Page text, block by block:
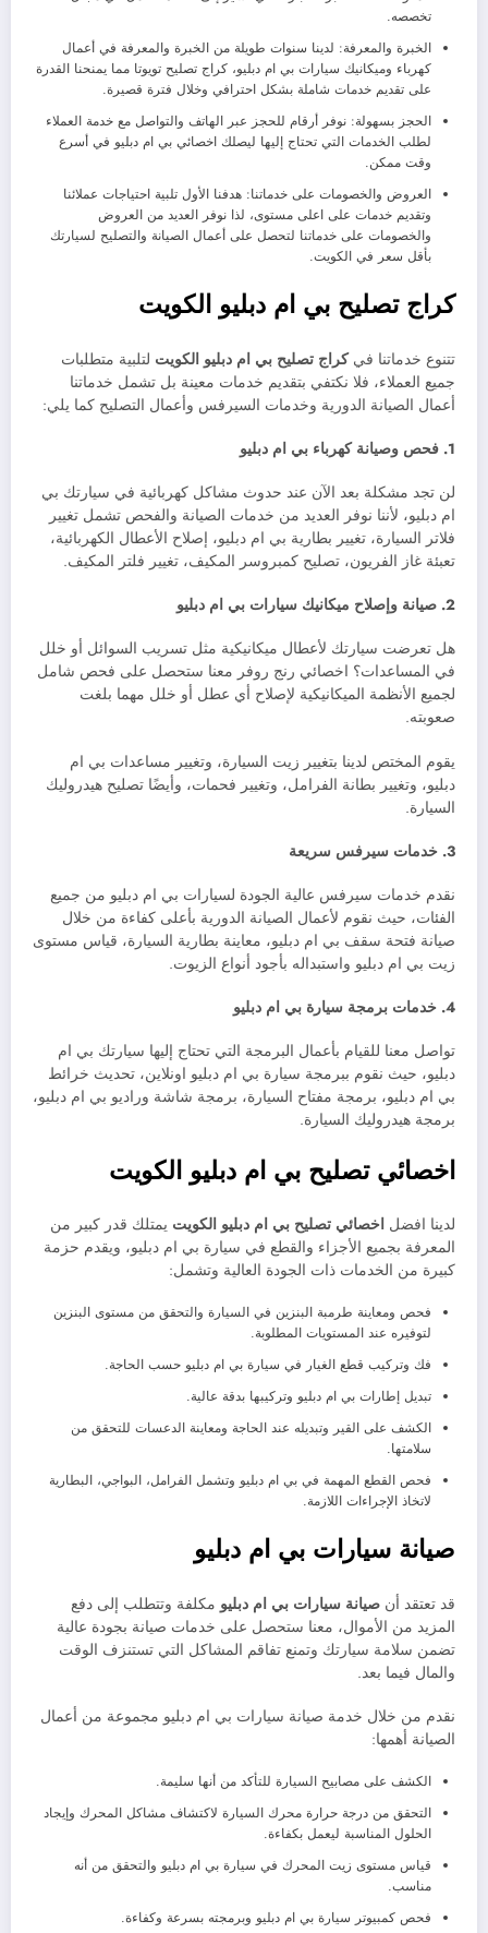
تخصصه.
الخبرة والمعرفة: لدينا سنوات طويلة من الخبرة والمعرفة في أعمال
كهرباء وميكانيك سيارات بي ام دبليو، كراج تصليح تويوتا مما يمنحنا القدرة
على تقديم خدمات شاملة بشكل احترافي وخلال فترة قصيرة.
الحجز بسهولة: نوفر أرقام للحجز عبر الهاتف والتواصل مع خدمة العملاء
لطلب الخدمات التي تحتاج إليها ليصلك اخصائي بي ام دبليو في أسرع
وقت ممكن.
العروض والخصومات على خدماتنا: هدفنا الأول تلبية احتياجات عملائنا
وتقديم خدمات على اعلى مستوى، لذا نوفر العديد من العروض
والخصومات على خدماتنا لتحصل على أعمال الصيانة والتصليح لسيارتك
بأقل سعر في الكويت.
كراج تصليح بي ام دبليو الكويت
تتنوع خدماتنا فيكراج تصليح بي ام دبليو الكويت لتلبية متطلبات
جميع العملاء، فلا نكتفي بتقديم خدمات معينة بل تشمل خدماتنا
أعمال الصيانة الدورية وخدمات السيرفس وأعمال التصليح كما يلي:
1. فحص وصيانة كهرباء بي ام دبليو
لن تجد مشكلة بعد الآن عند حدوث مشاكل كهربائية في سيارتك بي
ام دبليو، لأننا نوفر العديد من خدمات الصيانة والفحص تشمل تغيير
فلاتر السيارة، تغيير بطارية بي ام دبليو، إصلاح الأعطال الكهربائية،
تعبئة غاز الفريون، تصليح كمبروسر المكيف، تغيير فلتر المكيف.
2. صيانة وإصلاح ميكانيك سيارات بي ام دبليو
هل تعرضت سيارتك لأعطال ميكانيكية مثل تسريب السوائل أو خلل
في المساعدات؟ اخصائي رنج روفر معنا ستحصل على فحص شامل
لجميع الأنظمة الميكانيكية لإصلاح أي عطل أو خلل مهما بلغت
صعوبته.
يقوم المختص لدينا بتغيير زيت السيارة، وتغيير مساعدات بي ام
دبليو، وتغيير بطانة الفرامل، وتغيير فحمات، وأيضًا تصليح هيدروليك
السيارة.
3. خدمات سيرفس سريعة
نقدم خدمات سيرفس عالية الجودة لسيارات بي ام دبليو من جميع
الفئات، حيث نقوم لأعمال الصيانة الدورية بأعلى كفاءة من خلال
صيانة فتحة سقف بي ام دبليو، معاينة بطارية السيارة، قياس مستوى
زيت بي ام دبليو واستبداله بأجود أنواع الزيوت.
4. خدمات برمجة سيارة بي ام دبليو
تواصل معنا للقيام بأعمال البرمجة التي تحتاج إليها سيارتك بي ام
دبليو، حيث نقوم ببرمجة سيارة بي ام دبليو اونلاين، تحديث خرائط
بي ام دبليو، برمجة مفتاح السيارة، برمجة شاشة وراديو بي ام دبليو،
برمجة هيدروليك السيارة.
اخصائي تصليح بي ام دبليو الكويت
لدينا افضل اخصائي تصليح بي ام دبليو الكويت يمتلك قدر كبير من
المعرفة بجميع الأجزاء والقطع في سيارة بي ام دبليو، ويقدم حزمة
كبيرة من الخدمات ذات الجودة العالية وتشمل:
فحص ومعاينة طرمبة البنزين في السيارة والتحقق من مستوى البنزين
لتوفيره عند المستويات المطلوبة.
فك وتركيب قطع الغيار في سيارة بي ام دبليو حسب الحاجة.
تبديل إطارات بي ام دبليو وتركيبها بدقة عالية.
الكشف على القير وتبديله عند الحاجة ومعاينة الدعسات للتحقق من
سلامتها.
فحص القطع المهمة في بي ام دبليو وتشمل الفرامل، البواجي، البطارية
لاتخاذ الإجراءات اللازمة.
صيانة سيارات بي ام دبليو
قد تعتقد أن صيانة سيارات بي ام دبليو مكلفة وتتطلب إلى دفع
المزيد من الأموال، معنا ستحصل على خدمات صيانة بجودة عالية
تضمن سلامة سيارتك وتمنع تفاقم المشاكل التي تستنزف الوقت
والمال فيما بعد.
نقدم من خلال خدمة صيانة سيارات بي ام دبليو مجموعة من أعمال
الصيانة أهمها:
الكشف على مصابيح السيارة للتأكد من أنها سليمة.
التحقق من درجة حرارة محرك السيارة لاكتشاف مشاكل المحرك وإيجاد
الحلول المناسبة ليعمل بكفاءة.
قياس مستوى زيت المحرك في سيارة بي ام دبليو والتحقق من أنه
مناسب.
فحص كمبيوتر سيارة بي ام دبليو وبرمجته بسرعة وكفاءة.